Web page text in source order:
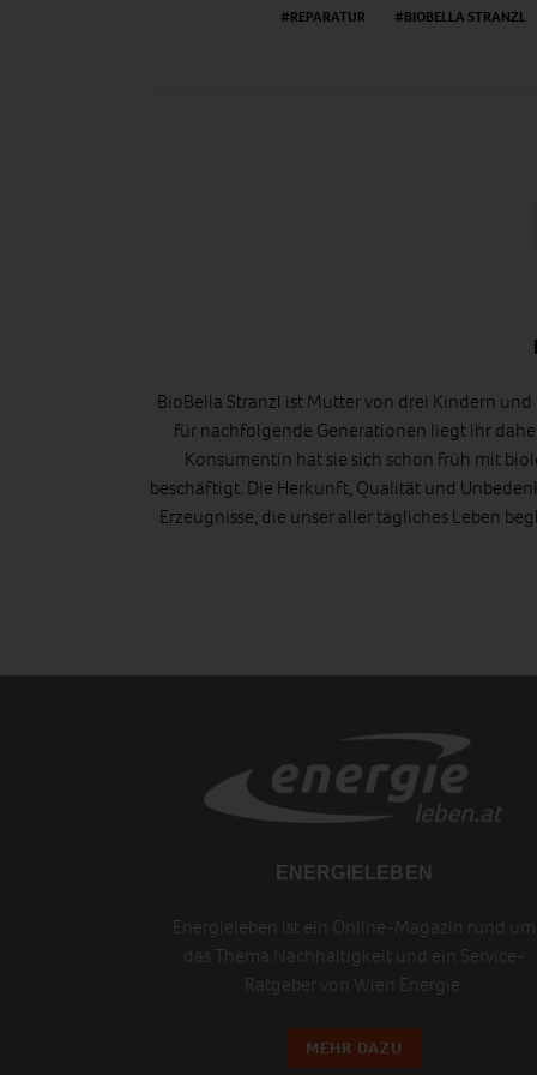
REPARATUR
BIOBELLA STRANZL
BioBella Stranzl ist Mutter von drei Kindern
für nachfolgende Generationen liegt ihr
Konsumentin hat sie sich schon früh mit
beschäftigt. Die Herkunft, Qualität und
Erzeugnisse, die unser aller tägliches Leben
ENERGIELEBEN
Energieleben ist ein Online-Magazin rund um
das Thema Nachhaltigkeit und ein Service-
Ratgeber von Wien Energie.
MEHR DAZU